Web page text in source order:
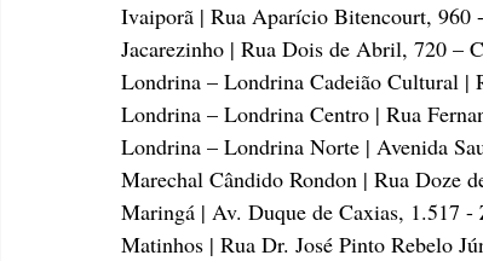
Ivaiporã | Rua Aparício Bitencourt, 960
Jacarezinho | Rua Dois de Abril, 720 –
Londrina – Londrina Cadeião Cultural |
Londrina – Londrina Centro | Rua
Londrina – Londrina Norte | Avenida
Marechal Cândido Rondon | Rua Doze
Maringá | Av. Duque de Caxias, 1.517 -
Matinhos | Rua Dr. José Pinto Rebelo